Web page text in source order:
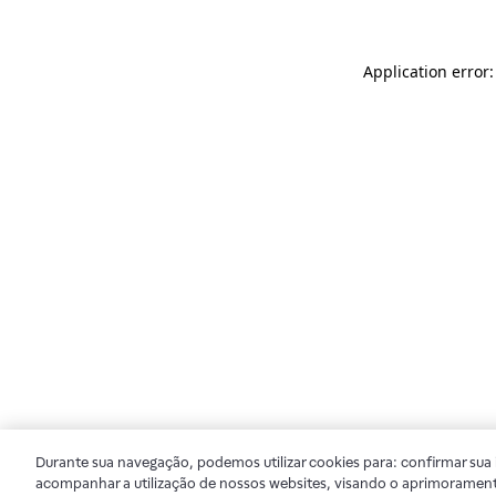
Application
Durante sua navegação, podemos utilizar cookies para: confirmar
acompanhar a utilização de nossos websites, visando o